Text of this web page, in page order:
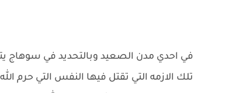
في احدي مدن الصعيد وبالتحديد في سوهاج
تلك الازمه التي تقتل فيها النفس التي حرم